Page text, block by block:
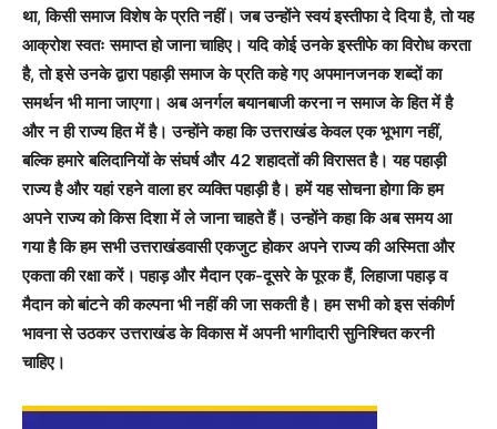
था, किसी समाज विशेष के प्रति नहीं। जब उन्होंने स्वयं इस्तीफा दे दिया है, तो यह
आक्रोश स्वतः समाप्त हो जाना चाहिए। यदि कोई उनके इस्तीफे का विरोध करता
है, तो इसे उनके द्वारा पहाड़ी समाज के प्रति कहे गए अपमानजनक शब्दों का
समर्थन भी माना जाएगा। अब अनर्गल बयानबाजी करना न समाज के हित में है
और न ही राज्य हित में है। उन्होंने कहा कि उत्तराखंड केवल एक भूभाग नहीं,
बल्कि हमारे बलिदानियों के संघर्ष और 42 शहादतों की विरासत है। यह पहाड़ी
राज्य है और यहां रहने वाला हर व्यक्ति पहाड़ी है। हमें यह सोचना होगा कि हम
अपने राज्य को किस दिशा में ले जाना चाहते हैं। उन्होंने कहा कि अब समय आ
गया है कि हम सभी उत्तराखंडवासी एकजुट होकर अपने राज्य की अस्मिता और
एकता की रक्षा करें। पहाड़ और मैदान एक-दूसरे के पूरक हैं, लिहाजा पहाड़ व
मैदान को बांटने की कल्पना भी नहीं की जा सकती है। हम सभी को इस संकीर्ण
भावना से उठकर उत्तराखंड के विकास में अपनी भागीदारी सुनिश्चित करनी
चाहिए।